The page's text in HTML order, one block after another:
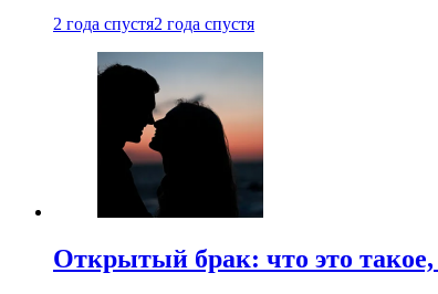
2 года спустя2 года спустя
Открытый брак: что это